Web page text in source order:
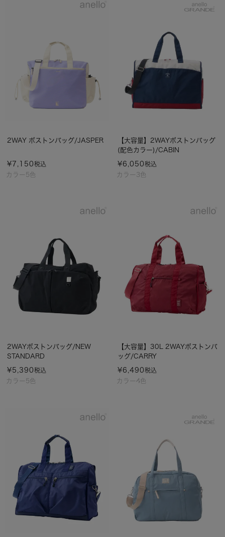
カラー5色
2WAY ボストンバッグ/JASPER
¥ 7,150税込
カラー3色
【大容量】2WAYボストンバッグ
(配色カラー)/CABIN
¥6,050税込
カラー5色
2WAYボストンバッグ/NEW
STANDARD
¥5,390税込
カラー4色
【大容量】30L 2WAYボストンバ
ッグ/CARRY
¥6,490税込